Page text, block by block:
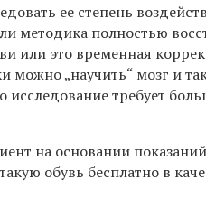
ее степень
методика полностью
или это временная
можно „научить“ мозг и
требует
на основании
обувь бесплатно в